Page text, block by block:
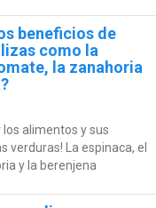
beneficios de
como la
la zanahoria
alimentos y sus
verduras! La espinaca, el
y la berenjena